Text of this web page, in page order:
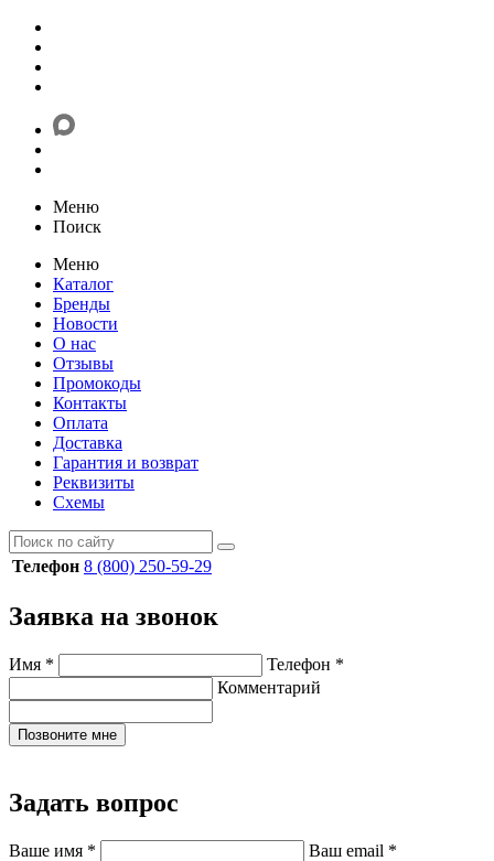
Меню
Поиск
Меню
Каталог
Бренды
Новости
О нас
Отзывы
Промокоды
Контакты
Оплата
Доставка
Гарантия и возврат
Реквизиты
Схемы
Телефон 8 (800) 250-59-29
Заявка на звонок
Имя * Телефон *
Комментарий
Позвоните мне
Задать вопрос
Ваше имя * Ваш email *